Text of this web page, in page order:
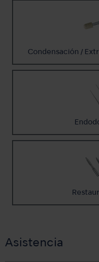
Condensación /
Asistencia